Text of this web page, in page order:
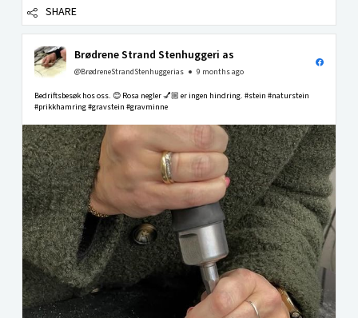
SHARE
Brødrene Strand Stenhuggeri as
@BrødreneStrandStenhuggerias 9 months ago
Bedriftsbesøk hos oss. 😊 Rosa negler 💅🏼 er ingen hindring. #stein #naturstein
#prikkhamring #gravstein #gravminne